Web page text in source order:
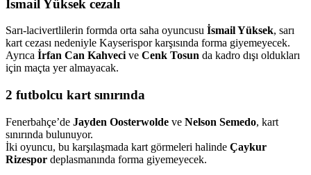
İsmail Yüksek cezalı
Sarı-lacivertlilerin formda orta saha oyuncusu İsmail Yüksek, sarı
kart cezası nedeniyle Kayserispor karşısında forma giyemeyecek.
Ayrıca İrfan Can Kahveci ve Cenk Tosun da kadro dışı oldukları
için maçta yer almayacak.
2 futbolcu kart sınırında
Fenerbahçe’de Jayden Oosterwolde ve Nelson Semedo, kart
sınırında bulunuyor.
İki oyuncu, bu karşılaşmada kart görmeleri halinde Çaykur
Rizespor deplasmanında forma giyemeyecek.